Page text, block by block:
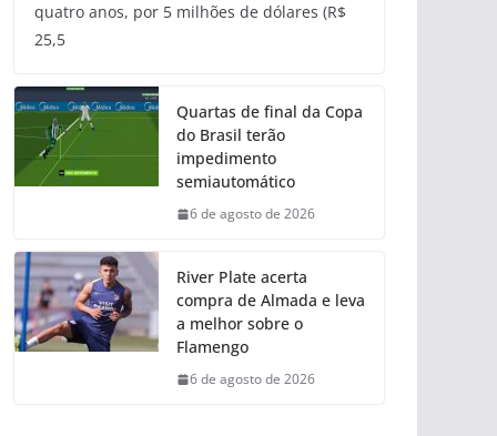
quatro anos, por 5 milhões de dólares (R$
25,5
Quartas de final da Copa
do Brasil terão
impedimento
semiautomático
6 de agosto de 2026
River Plate acerta
compra de Almada e leva
a melhor sobre o
Flamengo
6 de agosto de 2026